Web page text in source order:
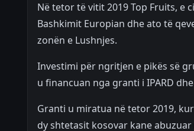
Në tetor të vitit 2019 Top Fruits, e
Bashkimit Europian dhe ato të
zonën e Lushnjes.
Investimi për ngritjen e pikës së
u financuan nga granti i IPARD
Granti u miratua në tetor 2019,
dy shtetasit kosovar kane